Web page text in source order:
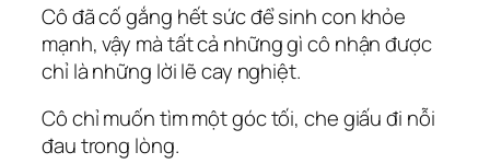
Cô đã cố gắng hết sức để sinh con khỏe
mạnh, vậy mà tất cả những gì cô nhận được
chỉ là những lời lẽ cay nghiệt.
Cô chỉ muốn tìm một góc tối, che giấu đi nỗi
đau trong lòng.